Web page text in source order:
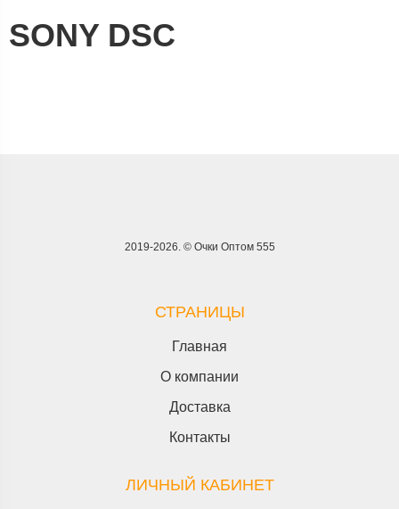
SONY DSC
2019-2026. © Очки Оптом 555
СТРАНИЦЫ
Главная
О компании
Доставка
Контакты
ЛИЧНЫЙ КАБИНЕТ